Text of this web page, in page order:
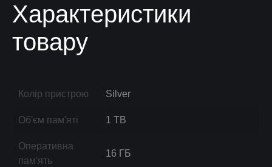
Характеристики
товару
Колір пристрою Silver
Об'єм пам'яті 1 TB
Оперативна
пам'ять
16 ГБ